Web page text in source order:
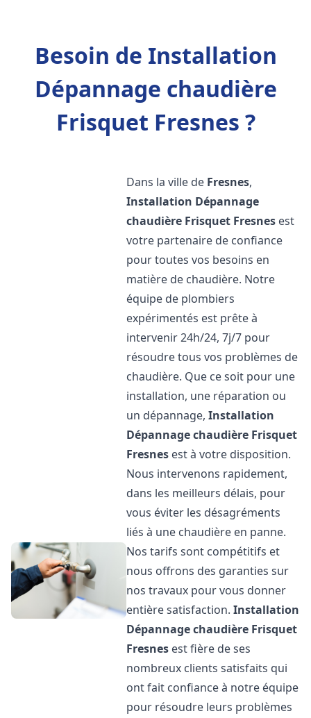
Besoin de Installation
Dépannage chaudière
Frisquet Fresnes ?
Dans la ville de Fresnes,
Installation Dépannage
chaudière Frisquet Fresnes est
votre partenaire de confiance
pour toutes vos besoins en
matière de chaudière. Notre
équipe de plombiers
expérimentés est prête à
intervenir 24h/24, 7j/7 pour
résoudre tous vos problèmes de
chaudière. Que ce soit pour une
installation, une réparation ou
un dépannage,Installation
Dépannage chaudière Frisquet
Fresnes est à votre disposition.
Nous intervenons rapidement,
dans les meilleurs délais, pour
vous éviter les désagréments
liés à une chaudière en panne.
Nos tarifs sont compétitifs et
nous offrons des garanties sur
nos travaux pour vous donner
entière satisfaction.Installation
Dépannage chaudière Frisquet
Fresnes est fière de ses
nombreux clients satisfaits qui
ont fait confiance à notre équipe
pour résoudre leurs problèmes